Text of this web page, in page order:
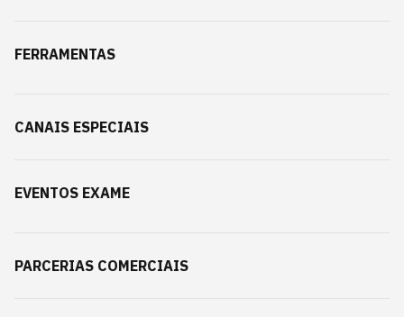
FERRAMENTAS
CANAIS ESPECIAIS
EVENTOS EXAME
PARCERIAS COMERCIAIS